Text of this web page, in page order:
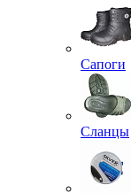
Сапоги
Сланцы